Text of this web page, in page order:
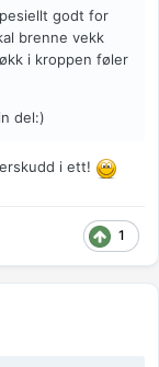
godt for
brenne vekk
i kroppen føler
del:)
i ett!
1